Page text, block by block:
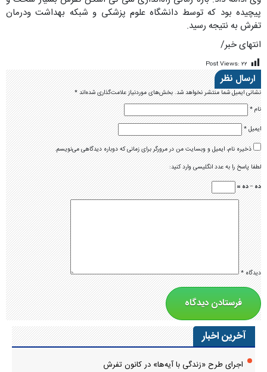
پیچیده بود که توسط دانشگاه علوم پزشکی و شبکه بهداشت ودرمان
تفرش به نتیجه رسید.
انتهای خبر/
Post Views: ۲۲
ارسال نظر
نشانی ایمیل شما منتشر نخواهد شد.بخش‌های موردنیاز علامت‌گذاری شده‌اند*
نام*
ایمیل*
ذخیره نام، ایمیل و وبسایت من در مرورگر برای زمانی که دوباره دیدگاهی می‌نویسم.
لطفا پاسخ را به عدد انگلیسی وارد کنید:
ده − ده =
دیدگاه*
آخرین اخبار
اجرای طرح «زندگی با آیه‌ها» در کانون تفرش